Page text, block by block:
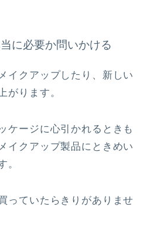
に必要か問いかける
イクアップしたり、新しい
がります。
ケージに心引かれるときも
イクアップ製品にときめい
。
っていたらきりがありませ